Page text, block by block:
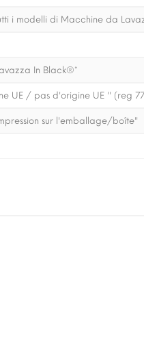
i modelli di Macchine da
In Black®*
UE / pas d'origine UE '' (reg
sur l'emballage/boîte"